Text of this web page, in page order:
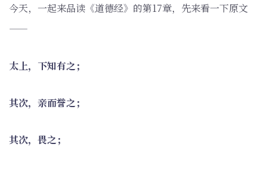
今天，一起来品读《道德经》的第17章，先来看一下原文
——
太上，下知有之；
其次，亲而誉之；
其次，畏之；